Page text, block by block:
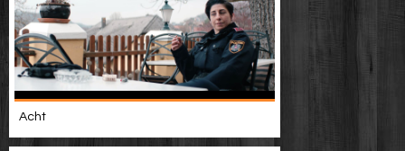
Acht